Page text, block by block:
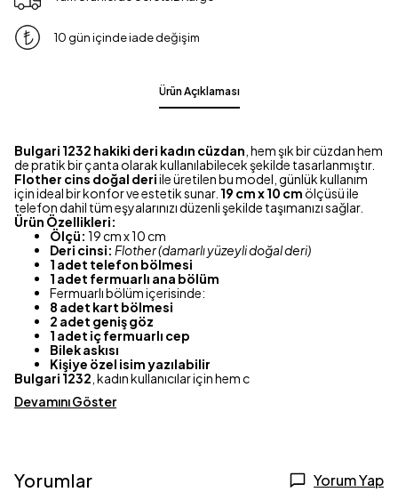
10 gün içinde iade değişim
Ürün Açıklaması
Bulgari 1232 hakiki deri kadın cüzdan , hem şık bir cüzdan hem
de pratik bir çanta olarak kullanılabilecek şekilde tasarlanmıştır.
Flother cins doğal deriile üretilen bu model, günlük kullanım
için ideal bir konfor ve estetik sunar. 19 cm x 10 cmölçüsü ile
telefon dahil tüm eşyalarınızı düzenli şekilde taşımanızı sağlar.
Ürün Özellikleri:
Ölçü: 19 cm x 10 cm
Deri cinsi: Flother (damarlı yüzeyli doğal deri)
1 adet telefon bölmesi
1 adet fermuarlı ana bölüm
Fermuarlı bölüm içerisinde:
8 adet kart bölmesi
2 adet geniş göz
1 adet iç fermuarlı cep
Bilek askısı
Kişiye özel isim yazılabilir
Bulgari 1232 , kadın kullanıcılar için hem c
Devamını Göster
Yorumlar Yorum Yap